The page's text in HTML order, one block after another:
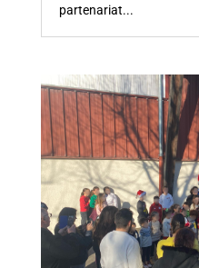
partenariat...